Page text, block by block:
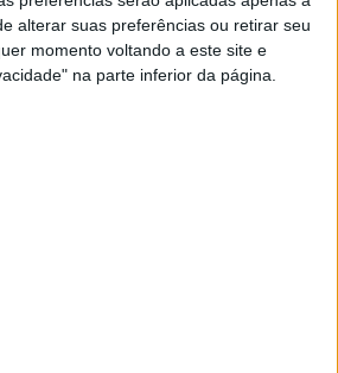
alterar suas preferências ou retirar seu
momento voltando a este site e
na parte inferior da página.
Carmen Maura põe